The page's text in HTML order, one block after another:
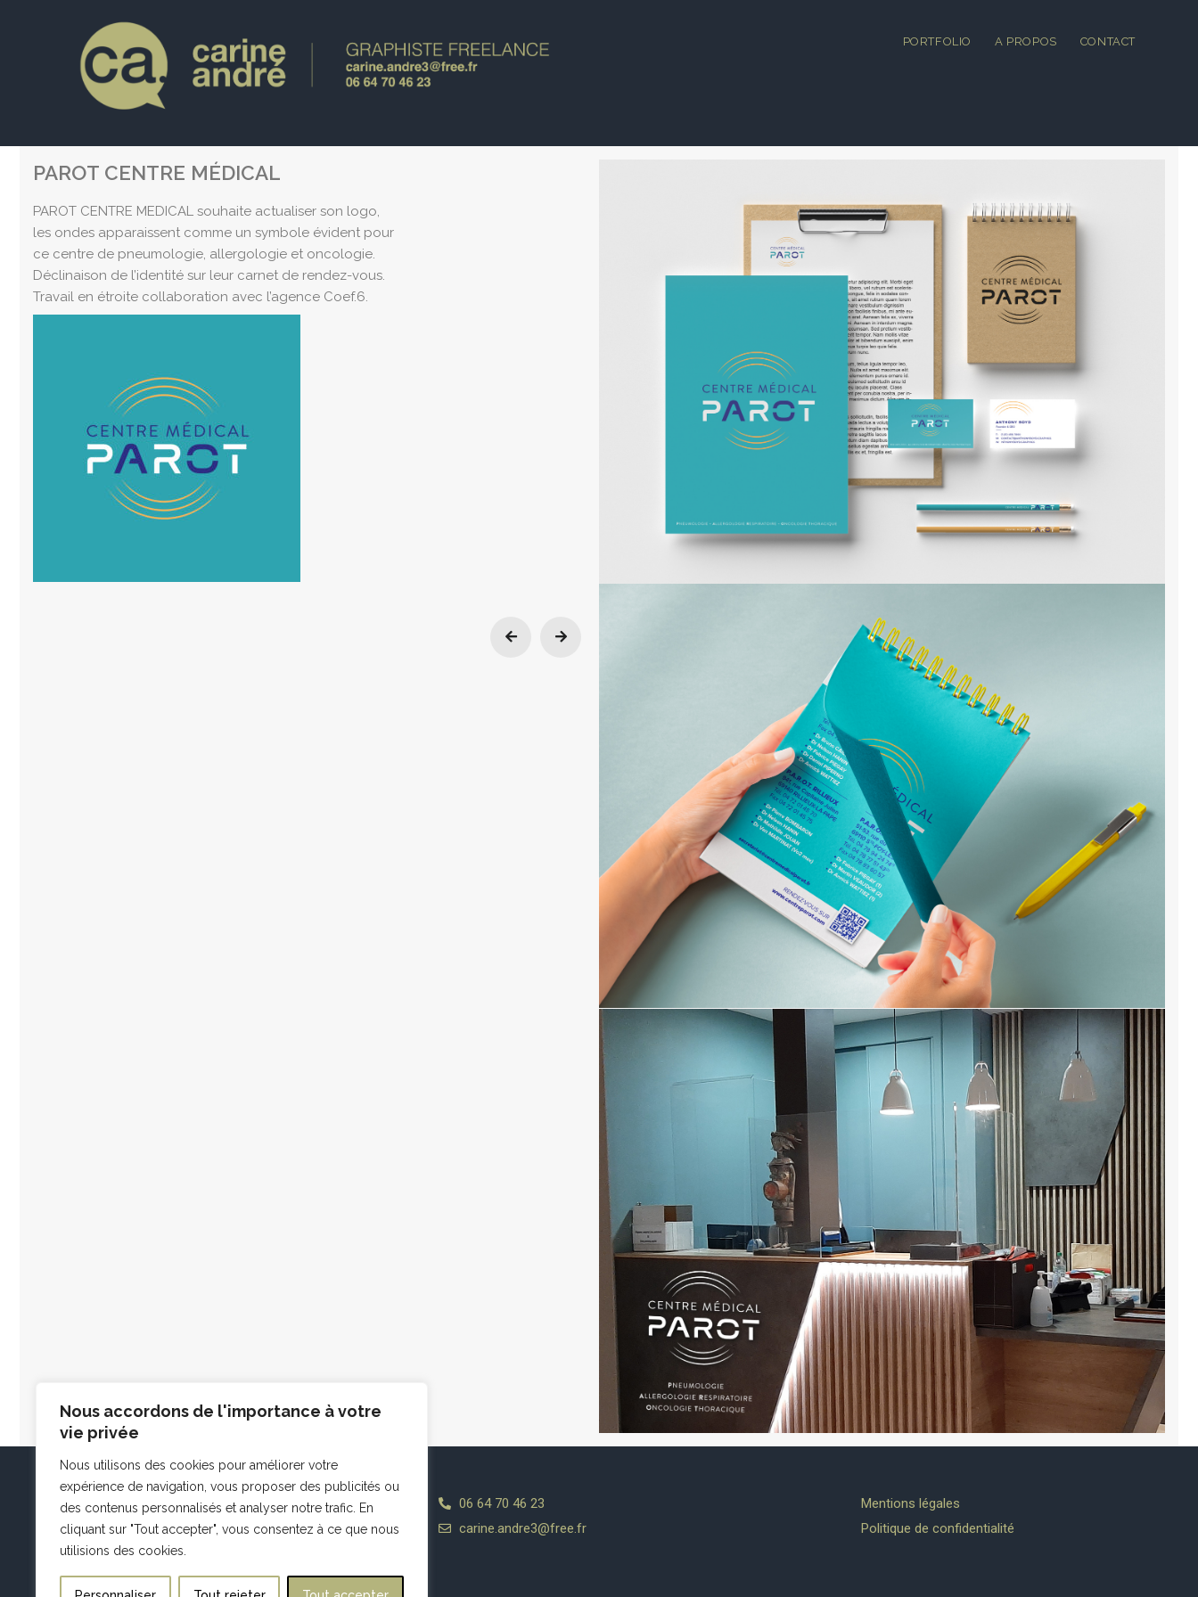
Nous accordons de l'importance à votre
vie privée
Nous utilisons des cookies pour améliorer votre
expérience de navigation, vous proposer des publicités ou
des contenus personnalisés et analyser notre trafic. En
cliquant sur "Tout accepter", vous consentez à ce que nous
utilisions des cookies.
PORTFOLIO A PROPOS CONTACT
PAROT CENTRE MÉDICAL
PAROT CENTRE MEDICAL souhaite actualiser son logo,
les ondes apparaissent comme un symbole évident pour
ce centre de pneumologie, allergologie et oncologie.
Déclinaison de l’identité sur leur carnet de rendez-vous.
Travail en étroite collaboration avec l’agence Coef.6.
06 64 70 46 23
carine.andre3@free.fr
Mentions légales
Politique de confidentialité